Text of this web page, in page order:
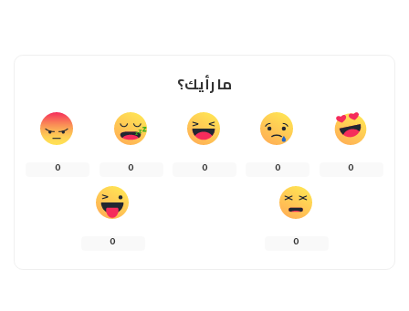
ما رأيك؟
0
0
0
0
0
0
0